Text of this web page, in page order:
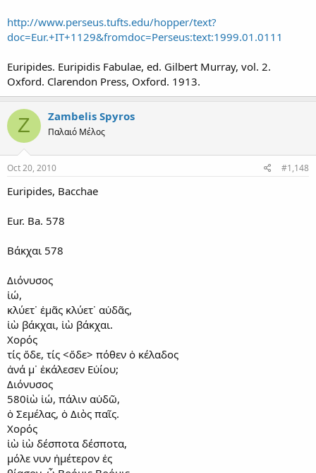
http://www.perseus.tufts.edu/hopper/text?
doc=Eur.+IT+1129&fromdoc=Perseus:text:1999.01.0111
Euripides. Euripidis Fabulae, ed. Gilbert Murray, vol. 2.
Oxford. Clarendon Press, Oxford. 1913.
Z Zambelis Spyros
Παλαιό Μέλος
Oct 20, 2010 #1,148
Euripides, Bacchae
Eur. Ba. 578
Βάκχαι 578
Διόνυσος
ἰώ,
κλύετ᾽ ἐμᾶς κλύετ᾽ αὐδᾶς,
ἰὼ βάκχαι, ἰὼ βάκχαι.
Χορός
τίς ὅδε, τίς <ὅδε> πόθεν ὁ κέλαδος
ἀνά μ᾽ ἐκάλεσεν Εὐίου;
Διόνυσος
580ἰὼ ἰώ, πάλιν αὐδῶ,
ὁ Σεμέλας, ὁ Διὸς παῖς.
Χορός
ἰὼ ἰὼ δέσποτα δέσποτα,
μόλε νυν ἡμέτερον ἐς